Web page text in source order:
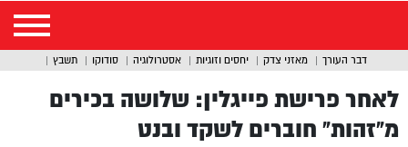
דבר העורך מאזני צדק יחסים וזוגיות אסטרולוגיה סודוקו תשבץ
לאחר פרישת פייגלין: שלושה בכירים
מ”זהות” חוברים לשקד ובנט